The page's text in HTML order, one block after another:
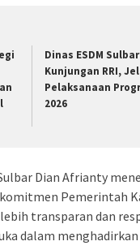
Dinas ESDM
Kunjungan RRI,
Pelaksanaan
2026
Dian Afrianty
Pemerintah
transparan dan
dalam